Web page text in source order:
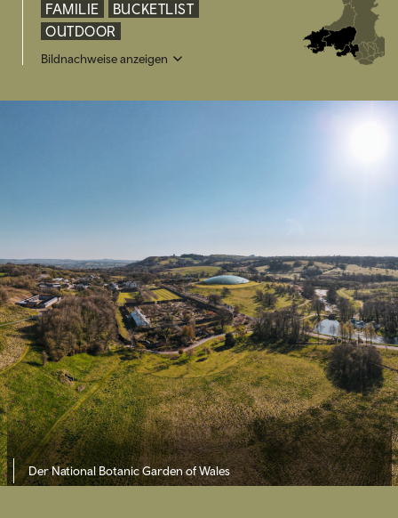
FAMILIE
BUCKETLIST
OUTDOOR
Bildnachweise anzeigen
Der National Botanic Garden of Wales